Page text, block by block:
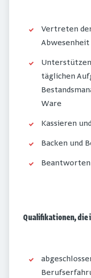
Vertreten
Abwesenheit
täglichen
Ware
Kassieren
Backen und
Qualifikationen, die